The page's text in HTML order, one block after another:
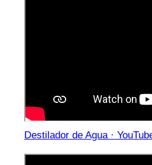
Destilador de Agua ·